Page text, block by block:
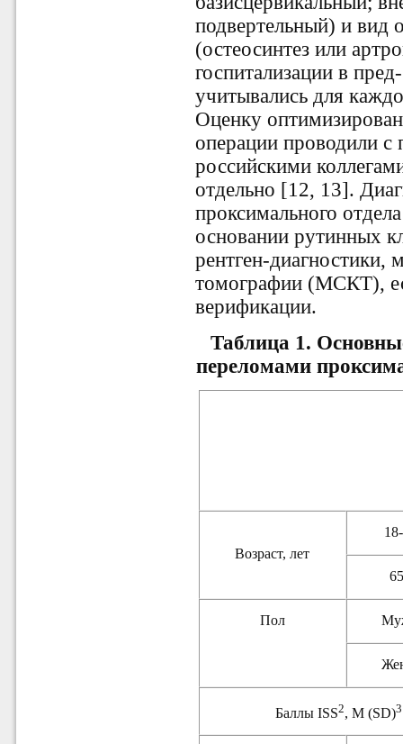
подвертельный) и вид
(остеосинтез или
госпитализации в
учитывались для
Оценку
операции проводили
российскими
отдельно [12, 13].
проксимального
основании рутинных
рентген-диагностики,
томографии (МСКТ),
верификации.
Таблица 1.
переломами
Возраст, лет
Пол
Баллы ISS2, M (SD)3